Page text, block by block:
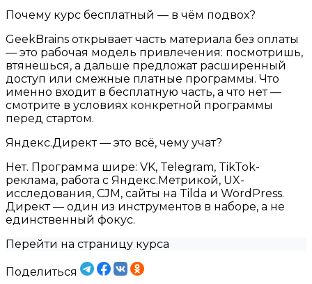
Почему курс бесплатный — в чём подвох?
GeekBrains открывает часть материала без оплаты
— это рабочая модель привлечения: посмотришь,
втянешься, а дальше предложат расширенный
доступ или смежные платные программы. Что
именно входит в бесплатную часть, а что нет —
смотрите в условиях конкретной программы
перед стартом.
Яндекс.Директ — это всё, чему учат?
Нет. Программа шире: VK, Telegram, TikTok-
реклама, работа с Яндекс.Метрикой, UX-
исследования, CJM, сайты на Tilda и WordPress.
Директ — один из инструментов в наборе, а не
единственный фокус.
Перейти на страницу курса
Поделиться